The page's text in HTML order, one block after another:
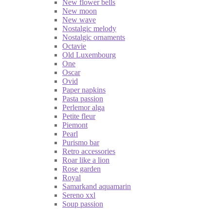
New flower bells
New moon
New wave
Nostalgic melody
Nostalgic ornaments
Octavie
Old Luxembourg
One
Oscar
Ovid
Paper napkins
Pasta passion
Perlemor alga
Petite fleur
Piemont
Pearl
Purismo bar
Retro accessories
Roar like a lion
Rose garden
Royal
Samarkand aquamarin
Sereno xxl
Soup passion